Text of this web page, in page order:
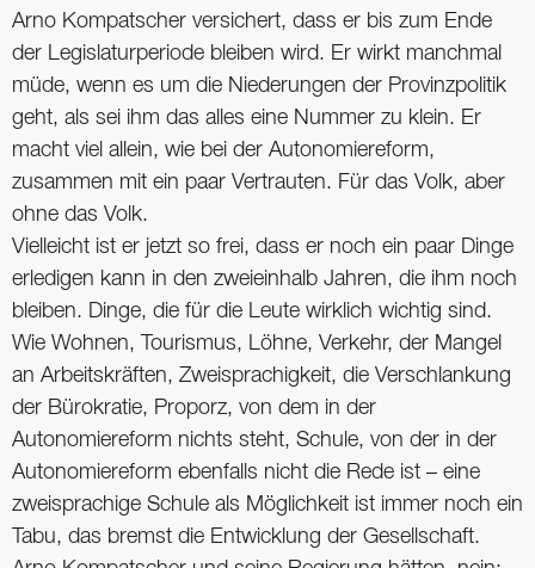
Arno Kompatscher versichert, dass er bis zum Ende
der Legislaturperiode bleiben wird. Er wirkt manchmal
müde, wenn es um die Niederungen der Provinzpolitik
geht, als sei ihm das alles eine Nummer zu klein. Er
macht viel allein, wie bei der Autonomiereform,
zusammen mit ein paar Vertrauten. Für das Volk, aber
ohne das Volk.
Vielleicht ist er jetzt so frei, dass er noch ein paar Dinge
erledigen kann in den zweieinhalb Jahren, die ihm noch
bleiben. Dinge, die für die Leute wirklich wichtig sind.
Wie Wohnen, Tourismus, Löhne, Verkehr, der Mangel
an Arbeitskräften, Zweisprachigkeit, die Verschlankung
der Bürokratie, Proporz, von dem in der
Autonomiereform nichts steht, Schule, von der in der
Autonomiereform ebenfalls nicht die Rede ist – eine
zweisprachige Schule als Möglichkeit ist immer noch ein
Tabu, das bremst die Entwicklung der Gesellschaft.